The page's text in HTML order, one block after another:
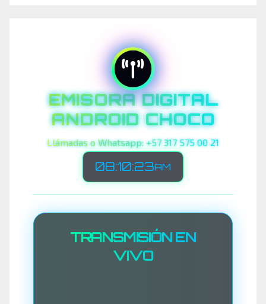
EMISORA DIGITAL
ANDROID CHOCO
Llámadas o Whatsapp: +57 317 575 00 21
08:10:25AM
TRANSMISIÓN EN
VIVO